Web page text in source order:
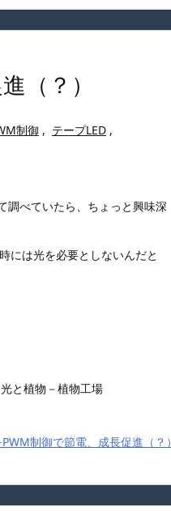
（？）
制御 , テープLED ,
調べていたら、ちょっと興味深
には光を必要としないんだと
と植物－植物工場
制御で節電、成長促進（？）